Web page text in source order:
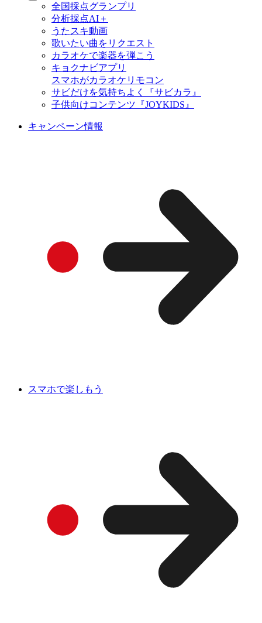
全国採点グランプリ
分析採点AI＋
うたスキ動画
歌いたい曲をリクエスト
カラオケで楽器を弾こう
キョクナビアプリ
スマホがカラオケリモコン
サビだけを気持ちよく『サビカラ』
子供向けコンテンツ『JOYKIDS』
キャンペーン情報
スマホで楽しもう